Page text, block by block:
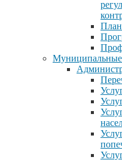
Муниципальные